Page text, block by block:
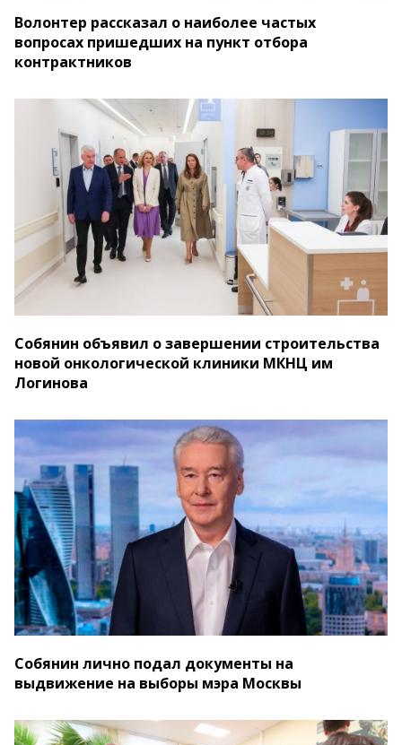
Волонтер рассказал о наиболее частых
вопросах пришедших на пункт отбора
контрактников
Собянин объявил о завершении строительства
новой онкологической клиники МКНЦ им
Логинова
Собянин лично подал документы на
выдвижение на выборы мэра Москвы